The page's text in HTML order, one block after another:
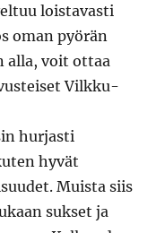
loistavasti
oman pyörän
alla, voit ottaa
Vilkku-
hurjasti
hyvät
Muista siis
sukset ja